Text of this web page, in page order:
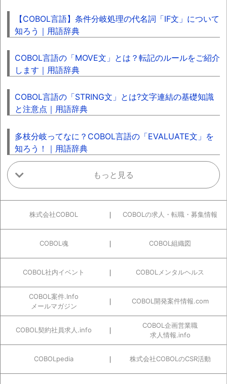
【COBOL言語】条件分岐処理の代名詞「IF文」について
知ろう｜用語辞典
COBOL言語の「MOVE文」とは？転記のルールをご紹介
します｜用語辞典
COBOL言語の「STRING文」とは?文字連結の基礎知識
と注意点｜用語辞典
多枝分岐ってなに？COBOL言語の「EVALUATE文」を
知ろう！｜用語辞典
株式会社COBOL COBOLの求人・転職・募集情報
COBOL魂 COBOL組織図
COBOL社内イベント COBOLメンタルヘルス
COBOL案件.Info
メールマガジン
COBOL開発案件情報.com
COBOL契約社員求人.info
COBOL企画営業職
求人情報.info
COBOLpedia 株式会社COBOLのCSR活動